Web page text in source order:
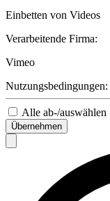
Einbetten von Videos
Verarbeitende Firma:
Vimeo
Nutzungsbedingungen:
Alle ab-/auswählen
Übernehmen